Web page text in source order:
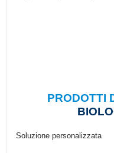
PRODOTTI
Soluzione personalizzata